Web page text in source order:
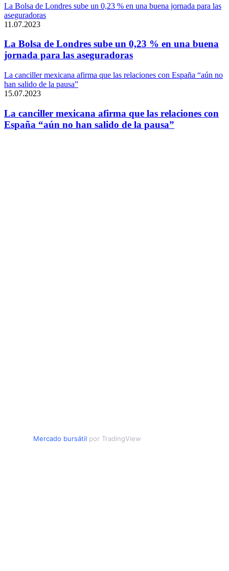
La Bolsa de Londres sube un 0,23 % en una buena jornada para las
aseguradoras
11.07.2023
La Bolsa de Londres sube un 0,23 % en una buena
jornada para las aseguradoras
La canciller mexicana afirma que las relaciones con España “aún no
han salido de la pausa”
15.07.2023
La canciller mexicana afirma que las relaciones con
España “aún no han salido de la pausa”
Mercado bursátil por TradingView